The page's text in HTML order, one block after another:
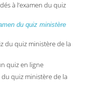
à l’examen du quiz
du quiz ministère
du quiz ministère de la
quiz en ligne
quiz ministère de la